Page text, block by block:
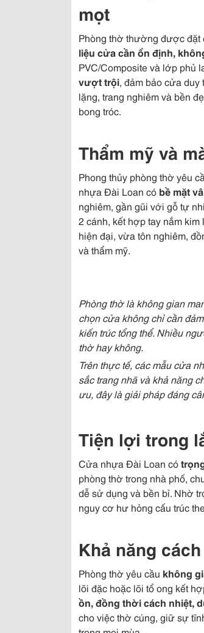
mọt
Phòng thờ thường được đặt
liệu cửa cần ổn định,
PVC/Composite và lớp phủ
vượt trội, đảm bảo cửa
lặng, trang nghiêm và bền
bong tróc.
Thẩm mỹ và
Phong thủy phòng thờ yêu
nhựa Đài Loan có bề mặt
nghiêm, gần gũi với gỗ tự
2 cánh, kết hợp tay nắm
hiện đại, vừa tôn nghiêm,
và thẩm mỹ.
Phòng thờ là không gian
chọn cửa không chỉ cần
kiến trúc tổng thể. Nhiều
thờ hay không.
Trên thực tế, các mẫu cửa
sắc trang nhã và khả năng
ưu, đây là giải pháp đáng
Tiện lợi trong
Cửa nhựa Đài Loan có
phòng thờ trong nhà phố,
dễ sử dụng và bền bỉ. Nhờ
nguy cơ hư hỏng cấu trúc
Khả năng
Phòng thờ yêu cầu không
lõi đặc hoặc lõi tổ ong kết
ồn, đồng thời cách nhiệt,
cho việc thờ cúng, giữ sự